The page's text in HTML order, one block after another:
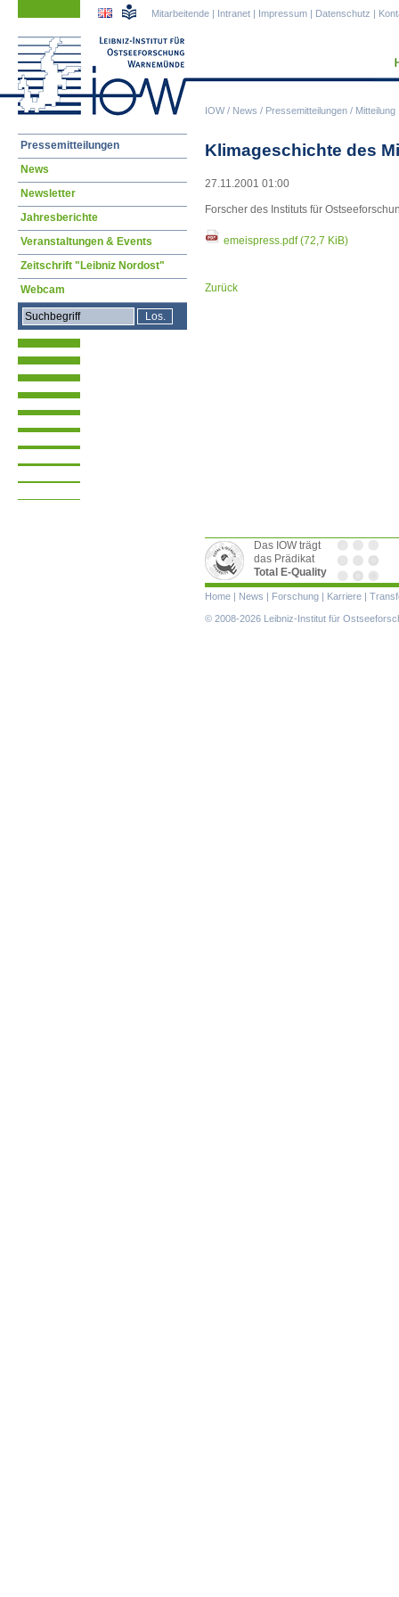
IOW/ News / Pressemitteilungen / Mitteilung
Mitarbeitende | Intranet | Impressum | Datenschutz |
Klimageschichte des
27.11.2001 01:00
Forscher des Instituts für
emeispress.pdf(72,7 KiB)
Zurück
Navigation
Pressemitteilungen
News
Newsletter
Jahresberichte
Veranstaltungen & Events
Zeitschrift "Leibniz Nordost"
Webcam
Das IOW trägt
das Prädikat
Total E-Quality
Navigation
überspringen
Home | News | Forschung | Karriere |
© 2008-2026 Leibniz-Institut für